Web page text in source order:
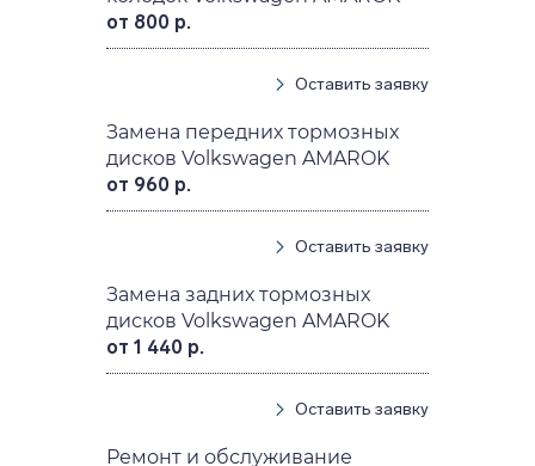
от 800 р.
Оставить заявку
Замена передних тормозных
дисков Volkswagen AMAROK
от 960 р.
Оставить заявку
Замена задних тормозных
дисков Volkswagen AMAROK
от 1 440 р.
Оставить заявку
Ремонт и обслуживание